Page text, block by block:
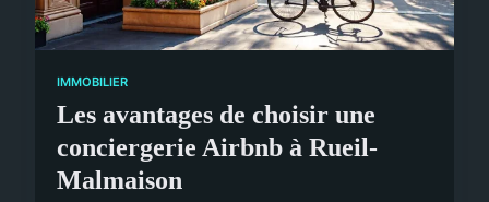
IMMOBILIER
Les avantages de choisir une
conciergerie Airbnb à Rueil-
Malmaison